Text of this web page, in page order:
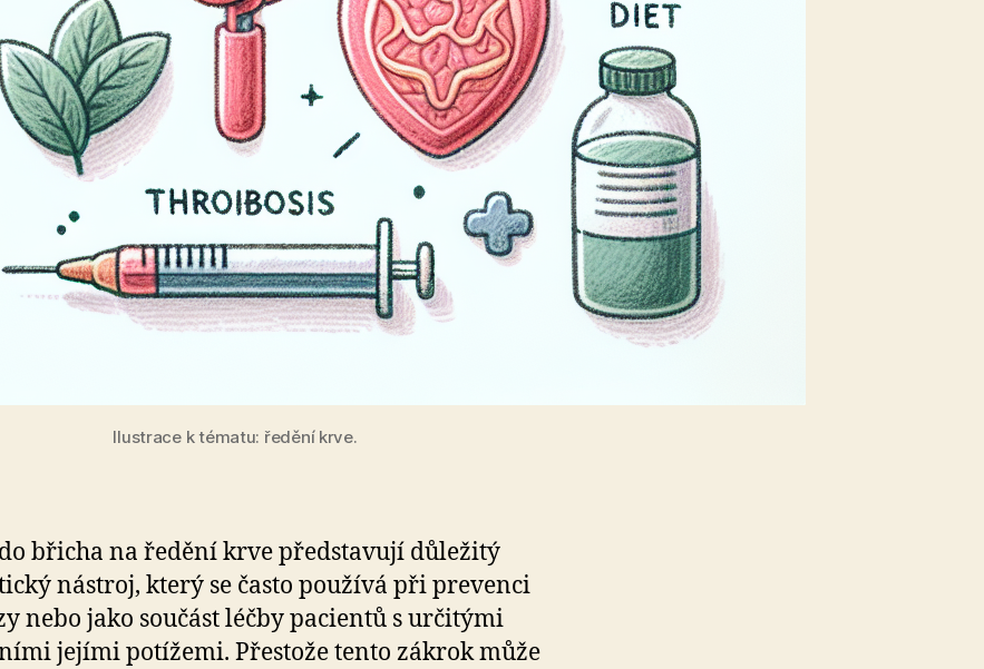
Ilustrace k tématu: ředění krve.
břicha na ředění krve představují důležitý
nástroj, který se často používá při prevenci
nebo jako součást léčby pacientů s určitými
jejími potížemi. Přestože tento zákrok může